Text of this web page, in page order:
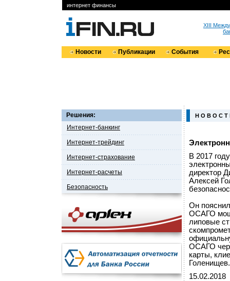
интернет финансы
XIII
Новости Публикации События
Решения:
Интернет-банкинг
Интернет-трейдинг
Интернет-страхование
Интернет-расчеты
Безопасность
Н О В О С Т
В 2017
директор
Алексей
Он
ОСАГО
липовые
ОСАГО
карты,
Голенищев.
15.02.2018